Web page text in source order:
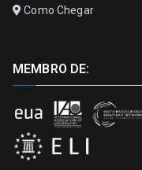
Como Chegar
MEMBRO DE: